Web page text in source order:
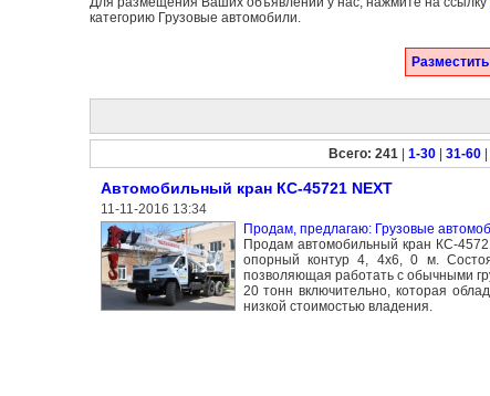
категорию Грузовые автомобили.
Всего: 241| 1-30| 31-60|
Автомобильный кран КС-45721 NEXT
11-11-2016 13:34
Продам, предлагаю: Грузовые
Продам автомобильный кран КС-
опорный контур 4, 4х6, 0 м.
позволяющая работать с обычными
20 тонн включительно, которая
низкой стоимостью владения.